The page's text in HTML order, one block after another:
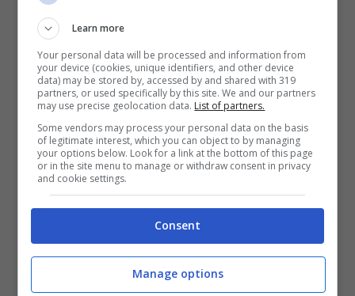
Performance Cleaning System e dei
rivoluzionari AeroForce Extractors. La
batteria dura il doppio del precedente
modello, mentre il nuovo motore garantisce
una forza aspirante 5 volte superiore.
L’offerta di iRobot Roomba 871 dura per
tutta la giornata dell’11 luglio
[amazon codice=”B00SFGRGNA” type=”” ]
Learn more
Your personal data will be processed and information from
your device (cookies, unique identifiers, and other device
data) may be stored by, accessed by and shared with 319
partners, or used specifically by this site. We and our partners
may use precise geolocation data. List of partners.
Some vendors may process your personal data on the basis
of legitimate interest, which you can object to by managing
your options below. Look for a link at the bottom of this page
or in the site menu to manage or withdraw consent in privacy
and cookie settings.
Consent
Manage options